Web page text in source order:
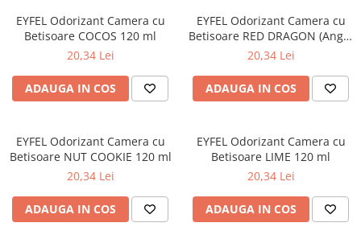
Aer Conditionat
Camera
Lumanari Parfumate
Deodorante & Parfumuri
Roll-on
Spray
EYFEL Odorizant Camera cu
Betisoare COCOS 120 ml
20,34 Lei
ADAUGA IN COS
EYFEL Odorizant Camera cu
Betisoare RED DRAGON (Angel
Fire Anti Tabac) 120 ml
20,34 Lei
ADAUGA IN COS
EYFEL Odorizant Camera cu
Betisoare NUT COOKIE 120 ml
20,34 Lei
ADAUGA IN COS
EYFEL Odorizant Camera cu
Betisoare LIME 120 ml
20,34 Lei
ADAUGA IN COS